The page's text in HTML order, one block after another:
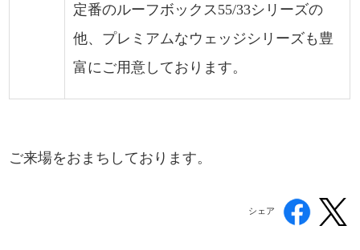
定番のルーフボックス55/33シリーズの
他、プレミアムなウェッジシリーズも豊
富にご用意しております。
ご来場をおまちしております。
シェア